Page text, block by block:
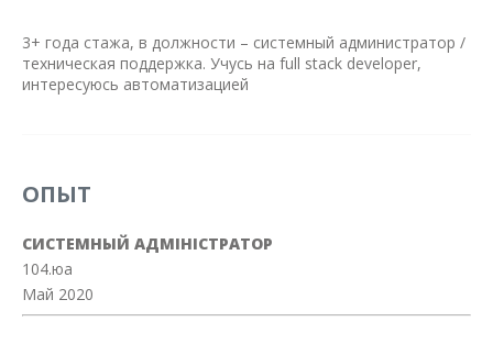
3+ года стажа, в должности – системный администратор /
техническая поддержка. Учусь на full stack developer,
интересуюсь автоматизацией
ОПЫТ
СИСТЕМНЫЙ АДМІНІСТРАТОР
104.юа
Май 2020